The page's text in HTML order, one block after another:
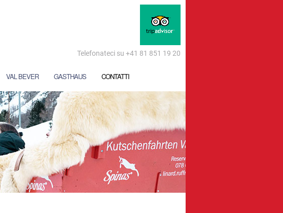
Telefonateci su +41 81 851 19 20
VAL BEVER GASTHAUS CONTATTI